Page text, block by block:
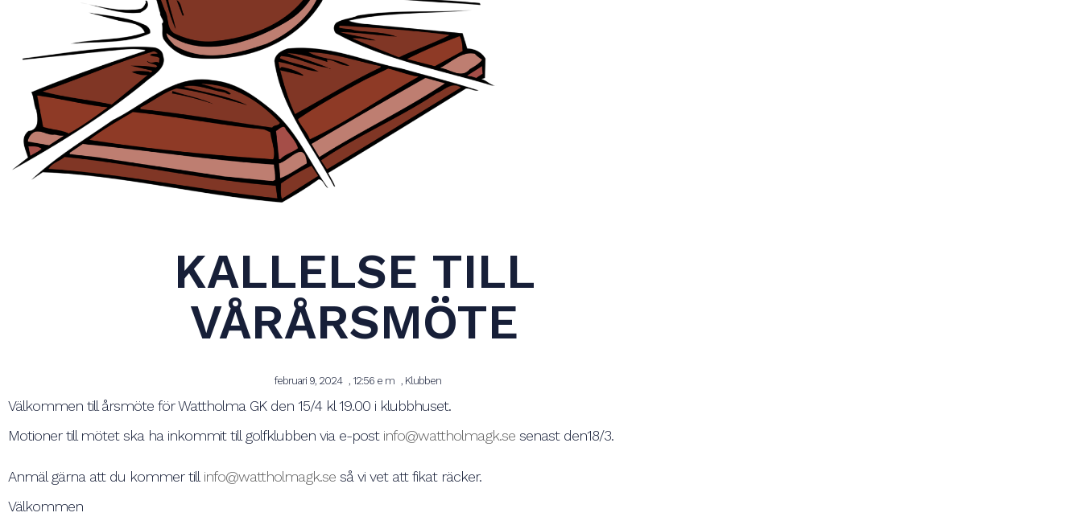
KALLELSE TILL
VÅRÅRSMÖTE
februari 9, 2024 , 12:56 e m , Klubben
Välkommen till årsmöte för Wattholma GK den 15/4 kl 19.00 i klubbhuset.
Motioner till mötet ska ha inkommit till golfklubben via e-post info@wattholmagk.se senast den18/3.
Anmäl gärna att du kommer till info@wattholmagk.se så vi vet att fikat räcker.
Välkommen